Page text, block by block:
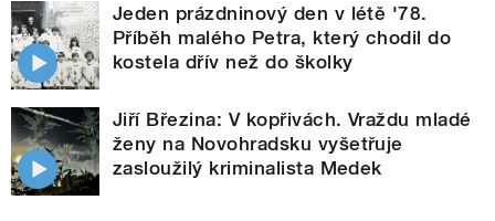
Jeden prázdninový den v létě '78.
Příběh malého Petra, který chodil do
kostela dřív než do školky
Jiří Březina: V kopřivách. Vraždu mladé
ženy na Novohradsku vyšetřuje
zasloužilý kriminalista Medek